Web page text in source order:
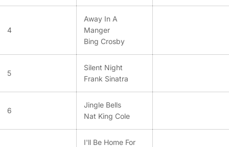
4
Away In A
Manger
Bing Crosby
5
Silent Night
Frank Sinatra
6
Jingle Bells
Nat King Cole
I'll Be Home For